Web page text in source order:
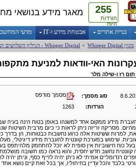
255
הורדות
היום
מאגר מידע בנושאי
בניית אתרים אבטחת מידע ו-IT מדעי המחשב
מגזין Digital
Whisper
>
Digital
Whisper - הגיליון השלושים
האי-וודאות למניעת מתקפות
האי-וודאות למניעת
תום רז ו-שילה מלר
סוג מסמך:
מסמך מודפס
הורדות: 1263
מידע ממקום אחד למשנהו באופן בטוח הינה בעיה
מסריקה זריזה ניתן לראות כי כיום מרבית השיטות
למרות ששיטות אלה כרגע נחשבות כבטוחות, הן בדרך
שימוש במערכת קוונטית להעברת מידע דיגיטלי,
כוח חישוביות אין סופית לא יוכל להתחמק מלהיתפס
קוונטית נחשב חדש יחסית, והוא נראה כמו תשובה
רנדומליים אמיתי לא ניתן יהיה לזייף כסף, וניתן
בלבד והכל עדיין בחיתוליו, אך בכל זאת קיים נושא